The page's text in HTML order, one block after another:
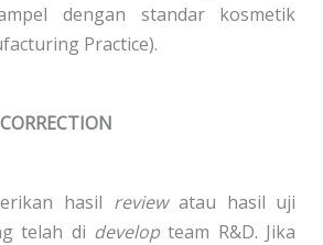
dengan standar kosmetik
Practice).
hasil review atau hasil uji
telah di developteam R&D. Jika